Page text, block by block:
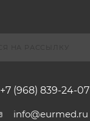
+7 (968) 839-24-07
info@eurmed.ru